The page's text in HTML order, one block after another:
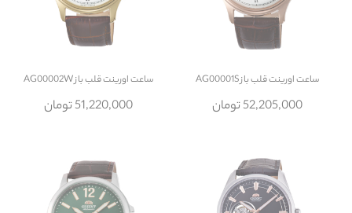
ساعتاورینت قلب باز AG00001S
52,205,000 تومان
ساعتاورینت قلب باز AG00002W
51,220,000 تومان